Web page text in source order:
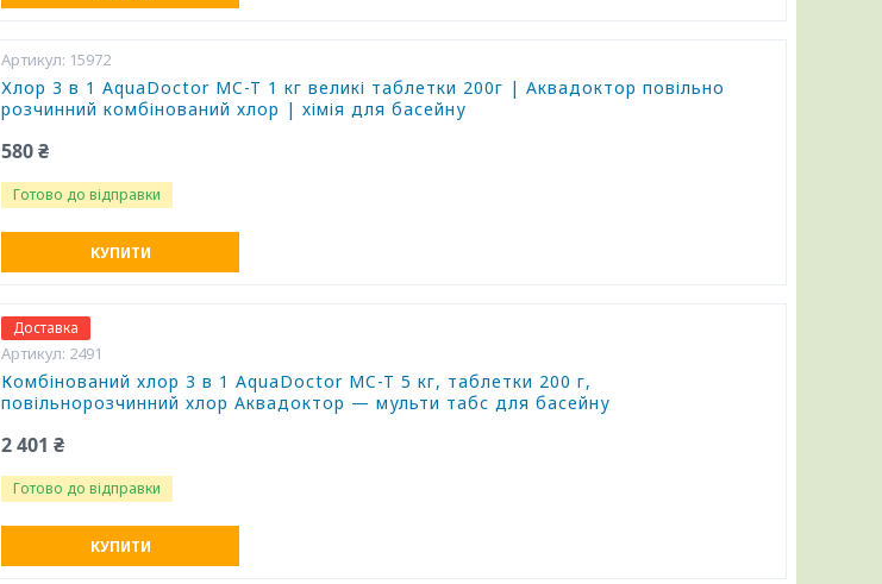
15972
Хлор 3 в 1 AquaDoctor MC-T 1 кг великі таблетки 200г | Аквадоктор повільно
розчинний комбінований хлор | хімія для басейну
580 ₴
Готово до відправки
КУПИТИ
Доставка
2491
Комбінований хлор 3 в 1 AquaDoctor MC-T 5 кг, таблетки 200 г,
повільнорозчинний хлор Аквадоктор — мульти табс для басейну
2 401 ₴
Готово до відправки
КУПИТИ